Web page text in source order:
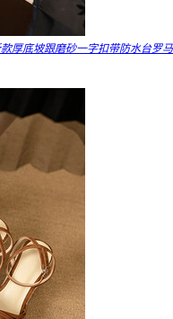
厚底坡跟磨砂一字扣带防水台罗马